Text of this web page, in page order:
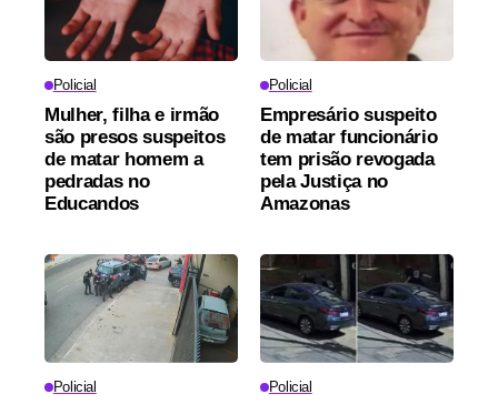
Policial
Mulher, filha e irmão
são presos suspeitos
de matar homem a
pedradas no
Educandos
Policial
Empresário suspeito
de matar funcionário
tem prisão revogada
pela Justiça no
Amazonas
Policial Policial